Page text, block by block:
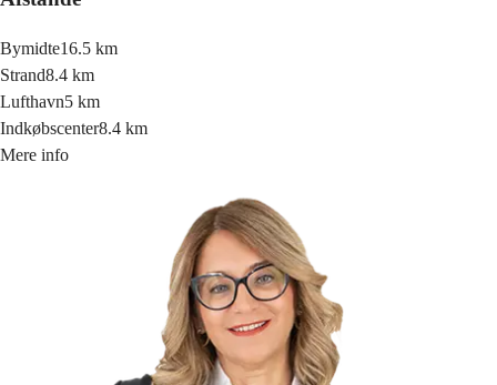
Bymidte16.5 km
Strand8.4 km
Lufthavn5 km
Indkøbscenter8.4 km
Mere info